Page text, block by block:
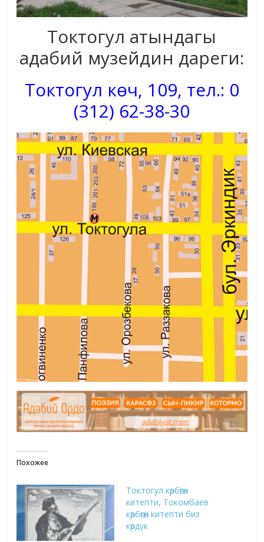
Токтогул атындагы
адабий музейдин дареги:
Токтогул көч, 109, тел.: 0
(312) 62-38-30
Похожее
Токтогул көрбөгөн
китепти, Токомбаев
көрбөгөн китепти биз
көрдүк